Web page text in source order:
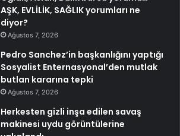
AŞK, EVLİLİK, SAĞLIK yorumları ne
diyor?
Ağustos 7, 2026
Pedro Sanchez’in başkanlığını yaptığı
Sosyalist Enternasyonal’den mutlak
butlan kararına tepki
Ağustos 7, 2026
Herkesten gizli inşa edilen savaş
makinesi uydu görüntülerine